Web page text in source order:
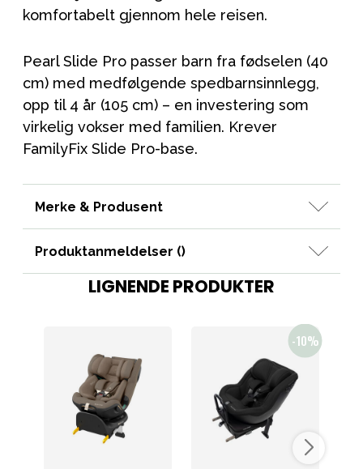
komfortabelt gjennom hele reisen.
Pearl Slide Pro passer barn fra fødselen (40
cm) med medfølgende spedbarnsinnlegg,
opp til 4 år (105 cm) – en investering som
virkelig vokser med familien. Krever
FamilyFix Slide Pro-base.
Merke & Produsent
Produktanmeldelser ()
LIGNENDE PRODUKTER